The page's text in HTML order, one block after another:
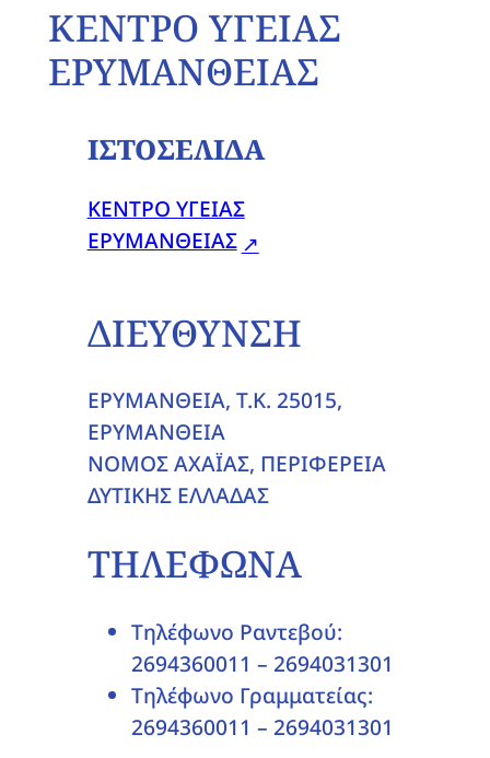
ΚΕΝΤΡΟ ΥΓΕΙΑΣ
ΕΡΥΜΑΝΘΕΙΑΣ
ΙΣΤΟΣΕΛΙΔΑ
ΚΕΝΤΡΟ ΥΓΕΙΑΣ
ΕΡΥΜΑΝΘΕΙΑΣ
ΔΙΕΥΘΥΝΣΗ
ΕΡΥΜΑΝΘΕΙΑ, T.K. 25015,
ΕΡΥΜΑΝΘΕΙΑ
ΝΟΜΟΣ ΑΧΑΪΑΣ, ΠΕΡΙΦΕΡΕΙΑ
ΔΥΤΙΚΗΣ ΕΛΛΑΔΑΣ
ΤΗΛΕΦΩΝΑ
Τηλέφωνο Ραντεβού:
2694360011 – 2694031301
Τηλέφωνο Γραμματείας:
2694360011 – 2694031301